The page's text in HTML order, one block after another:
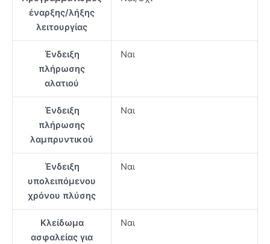
έναρξης/λήξης
λειτουργίας
Ένδειξη
πλήρωσης
αλατιού
Ναι
Ένδειξη
πλήρωσης
λαμπρυντικού
Ναι
Ένδειξη
υπολειπόμενου
χρόνου πλύσης
Ναι
Κλείδωμα
ασφαλείας για
Ναι